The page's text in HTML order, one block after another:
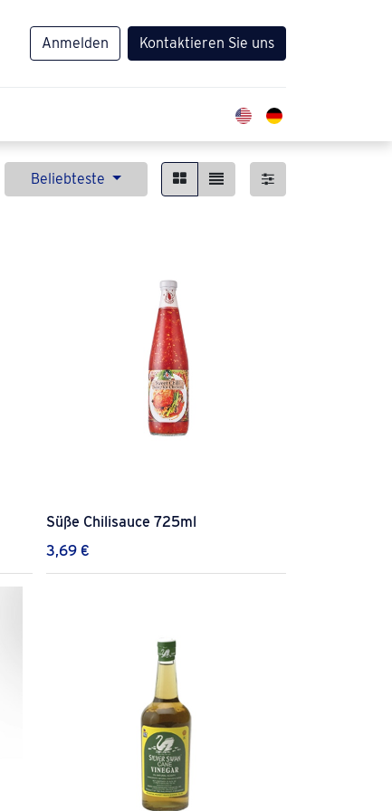
Anmelden Kontaktieren Sie uns
Beliebteste
Süße Chilisauce 725ml
3,69 €